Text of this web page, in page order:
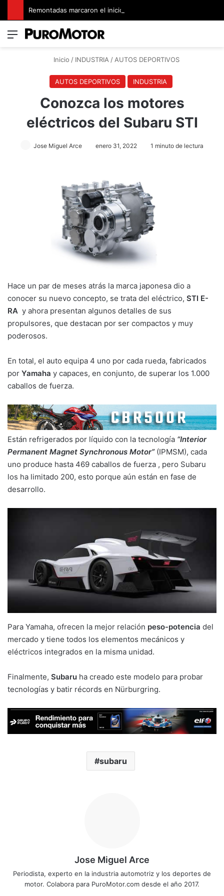
Menú
Inicio / INDUSTRIA / AUTOS DEPORTIVOS
AUTOS DEPORTIVOS INDUSTRIA
Conozca los motores
eléctricos del Subaru STI
Jose Miguel Arce enero 31, 2022 1 minuto de lectura
Hace un par de meses atrás la marca japonesa dio a
conocer su nuevo concepto, se trata del eléctrico, STI E-
RA y ahora presentan algunos detalles de sus
propulsores, que destacan por ser compactos y muy
poderosos.
En total, el auto equipa 4 uno por cada rueda, fabricados
por Yamaha y capaces, en conjunto, de superar los 1.000
caballos de fuerza.
Están refrigerados por líquido con la tecnología “Interior
Permanent Magnet Synchronous Motor”(IPMSM), cada
uno produce hasta 469 caballos de fuerza , pero Subaru
los ha limitado 200, esto porque aún están en fase de
desarrollo.
Para Yamaha, ofrecen la mejor relación peso-potencia del
mercado y tiene todos los elementos mecánicos y
eléctricos integrados en la misma unidad.
Finalmente, Subaru ha creado este modelo para probar
tecnologías y batir récords en Nürburgring.
subaru
Jose Miguel Arce
Periodista, experto en la industria automotriz y los deportes de
motor. Colabora para PuroMotor.com desde el año 2017.